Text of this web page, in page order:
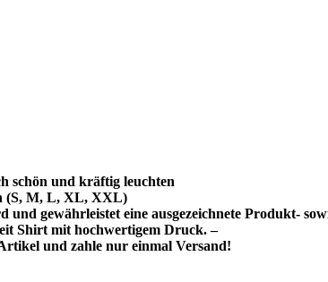
schön und kräftig leuchten
(S, M, L, XL, XXL)
gewährleistet eine ausgezeichnete Produkt-
Shirt mit hochwertigem Druck. –
und zahle nur einmal Versand!